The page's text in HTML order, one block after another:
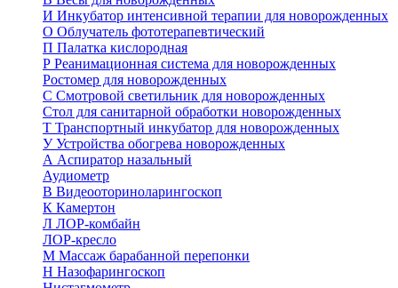
И Инкубатор интенсивной терапии для новорожденных
О Облучатель фототерапевтический
П Палатка кислородная
Р Реанимационная система для новорожденных
Ростомер для новорожденных
С Смотровой светильник для новорожденных
Стол для санитарной обработки новорожденных
Т Транспортный инкубатор для новорожденных
УУстройства обогрева новорожденных
А Аспиратор назальный
Аудиометр
В Видеооториноларингоскоп
К Камертон
Л ЛОР-комбайн
ЛОР-кресло
М Массаж барабанной перепонки
Н Назофарингоскоп